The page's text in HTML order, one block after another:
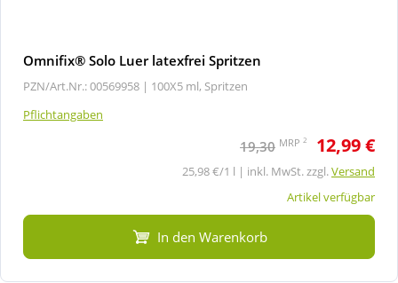
Omnifix® Solo Luer latexfrei Spritzen
PZN/Art.Nr.: 00569958 | 100X5 ml, Spritzen
Pflichtangaben
19,30 MRP 2 12,99 €
25,98 €/1 l | inkl. MwSt. zzgl.Versand
Artikel verfügbar
In den Warenkorb